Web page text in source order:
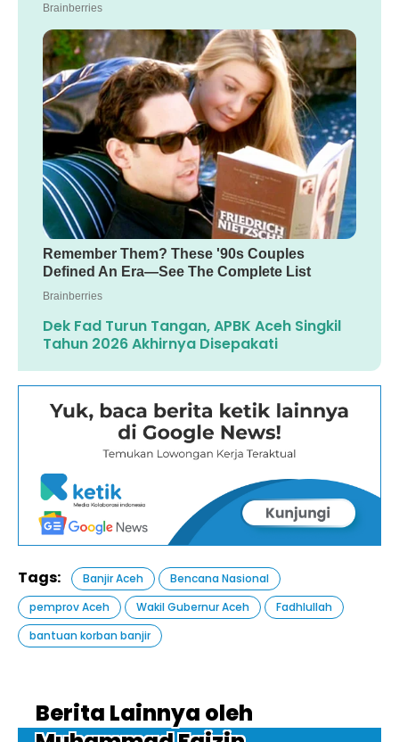
Dek Fad Turun Tangan, APBK Aceh Singkil
Tahun 2026 Akhirnya Disepakati
Tags: Banjir Aceh
Bencana Nasional
pemprov Aceh
Wakil Gubernur Aceh
Fadhlullah
bantuan korban banjir
Berita Lainnya oleh